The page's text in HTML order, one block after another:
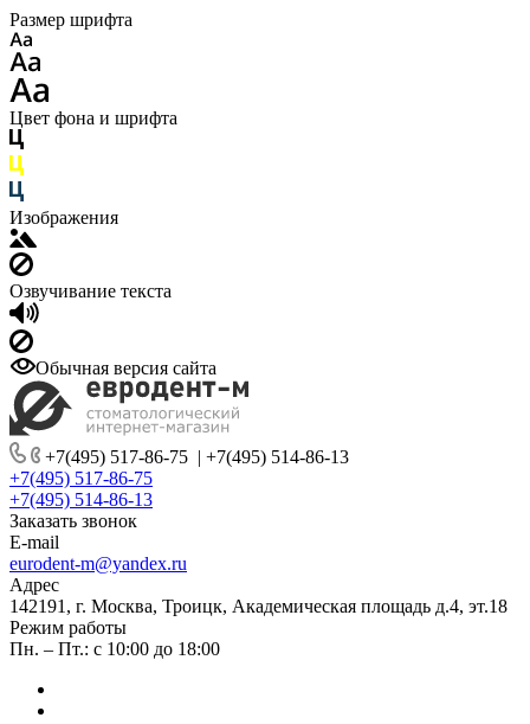
Размер шрифта
Цвет фона и шрифта
Изображения
Озвучивание текста
Обычная версия сайта
+7(495) 517-86-75 | +7(495) 514-86-13
+7(495) 517-86-75
+7(495) 514-86-13
Заказать звонок
E-mail
eurodent-m@yandex.ru
Адрес
142191, г. Москва, Троицк, Академическая площадь д.4, эт.18
Режим работы
Пн. – Пт.: с 10:00 до 18:00